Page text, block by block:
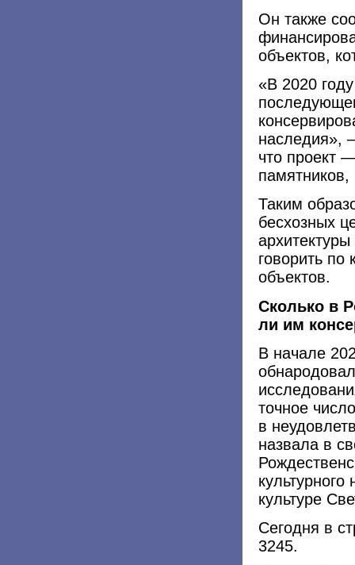
Он также
объектов,
«В 2020
наследия»,
что проект
памятников,
Таким
бесхозных
говорить по
объектов.
Сколько в
ли им
В начале
точное
в
назвала в
культуре
Сегодня в
3245.